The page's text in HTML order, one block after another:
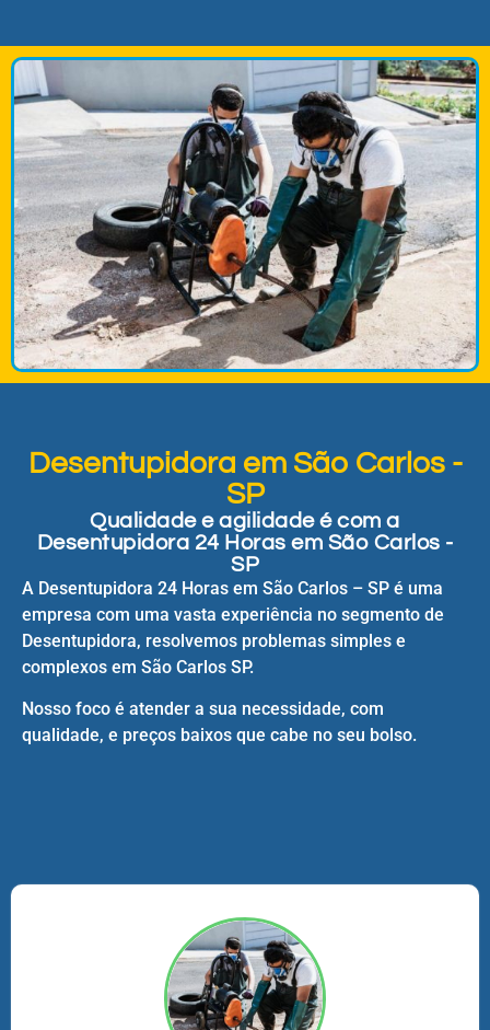
Desentupidora em São Carlos -
SP
Qualidade e agilidade é com a
Desentupidora 24 Horas em São Carlos -
SP
A Desentupidora 24 Horas em São Carlos – SP é uma
empresa com uma vasta experiência no segmento de
Desentupidora, resolvemos problemas simples e
complexos em São Carlos SP.
Nosso foco é atender a sua necessidade, com
qualidade, e preços baixos que cabe no seu bolso.